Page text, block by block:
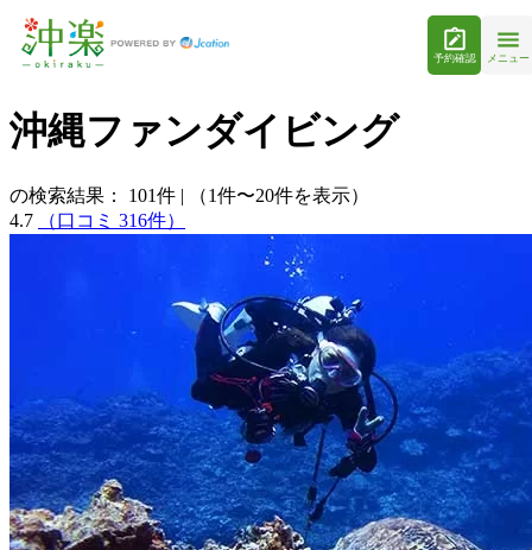
予約確認 メニュー
沖縄ファンダイビング
の検索結果： 101件 |
（1件〜20件を表示）
4.7
（口コミ 316件）